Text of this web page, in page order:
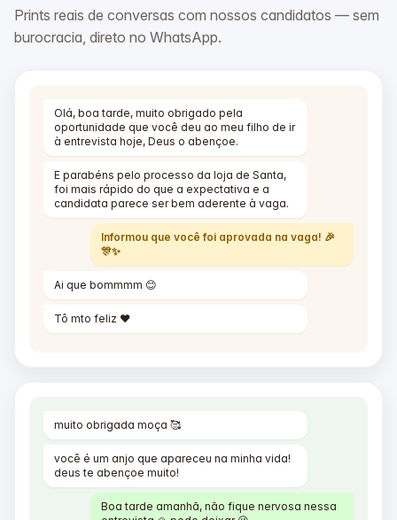
Prints reais de conversas com nossos candidatos — sem
burocracia, direto no WhatsApp.
Olá, boa tarde, muito obrigado pela
oportunidade que você deu ao meu filho de ir
à entrevista hoje, Deus o abençoe.
E parabéns pelo processo da loja de Santa,
foi mais rápido do que a expectativa e a
candidata parece ser bem aderente à vaga.
Informou que você foi aprovada na vaga! 🎉
🎊✨
Ai que bommmm 😊
Tô mto feliz ❤️
muito obrigada moça 🥰
você é um anjo que apareceu na minha vida!
deus te abençoe muito!
Boa tarde amanhã, não fique nervosa nessa